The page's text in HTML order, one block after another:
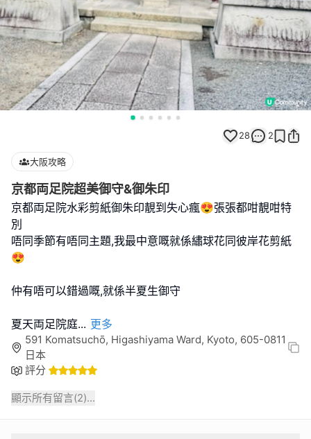
28 2
大阪攻略
京都両足院超美御守&御朱印
京都両足院水彩剪紙御朱印靚到失心瘋😍張張都咁靚咁特
別
唔同季節有唔同主題,我最中意嘅就係繡球花同彼岸花剪紙
😍
仲有唔可以錯過嘅,就係半夏生御守
夏天両足院庭... 更多
591 Komatsuchō, Higashiyama Ward, Kyoto, 605-0811
日本
評分
顯示所有留言(2)...